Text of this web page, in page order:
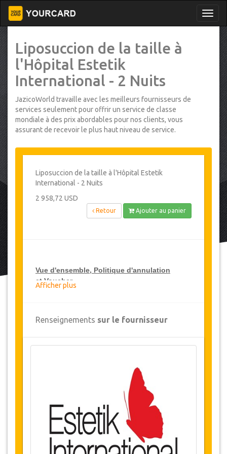
Liposuccion de la taille à
l'Hôpital Estetik
International - 2 Nuits
JazicoWorld travaille avec les meilleurs fournisseurs de
services seulement pour offrir un service de classe
mondiale à des prix abordables pour nos clients, vous
assurant de recevoir le plus haut niveau de service.
Liposuccion de la taille à l'Hôpital Estetik
International - 2 Nuits
2 958,72 USD
Retour Ajouter au panier
Vue d'ensemble, Politique d'annulation
etVoucher
Liposuccion de la taille
Hôpital Estetik International , Turquie
2 Nuits d'hébergement (1 nuit à hôpital / 1
nuit dans un hôtel 5 * ou résidence de
Disponibilité des Dates
Avant d'acheter ce service, veuillez vérifier avec
nous la disponibilité des dates requises pour la
Afficher plus
Renseignements sur le fournisseur